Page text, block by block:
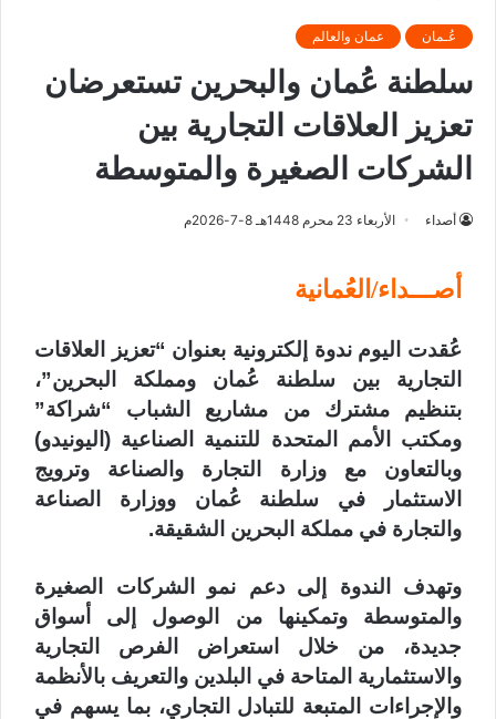
عُـمان عمان والعالم
سلطنة عُمان والبحرين تستعرضان
تعزيز العلاقات التجارية بين
الشركات الصغيرة والمتوسطة
أصداء الأربعاء 23 محرم 1448هـ 8-7-2026م
أصـــداء/العُمانية
عُقدت اليوم ندوة إلكترونية بعنوان “تعزيز العلاقات
التجارية بين سلطنة عُمان ومملكة البحرين”،
بتنظيم مشترك من مشاريع الشباب “شراكة”
ومكتب الأمم المتحدة للتنمية الصناعية (اليونيدو)
وبالتعاون مع وزارة التجارة والصناعة وترويج
الاستثمار في سلطنة عُمان ووزارة الصناعة
والتجارة في مملكة البحرين الشقيقة.
وتهدف الندوة إلى دعم نمو الشركات الصغيرة
والمتوسطة وتمكينها من الوصول إلى أسواق
جديدة، من خلال استعراض الفرص التجارية
والاستثمارية المتاحة في البلدين والتعريف بالأنظمة
والإجراءات المتبعة للتبادل التجاري، بما يسهم في